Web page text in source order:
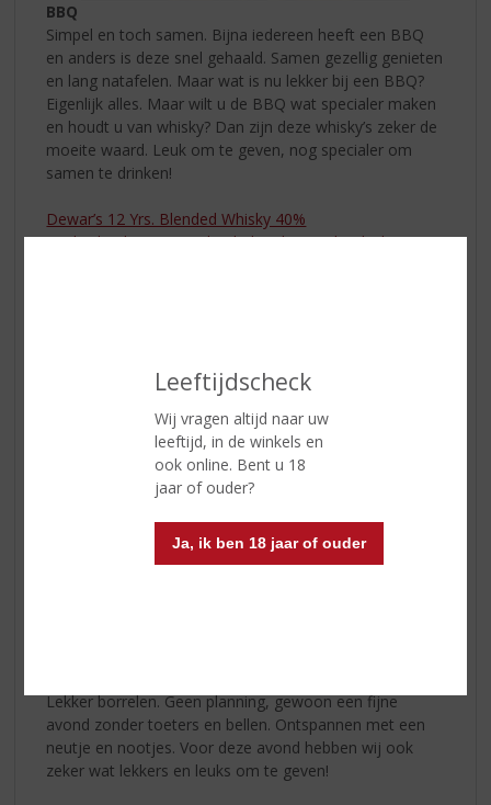
Leeftijdscheck
Wij vragen altijd naar uw
leeftijd, in de winkels en
ook online. Bent u 18
jaar of ouder?
Ja, ik ben 18 jaar of ouder
BBQ
Simpel en toch samen. Bijna iedereen heeft een BBQ
en anders is deze snel gehaald. Samen gezellig genieten
en lang natafelen. Maar wat is nu lekker bij een BBQ?
Eigenlijk alles. Maar wilt u de BBQ wat specialer maken
en houdt u van whisky? Dan zijn deze whisky’s zeker de
moeite waard. Leuk om te geven, nog specialer om
samen te drinken!
Dewar’s 12 Yrs. Blended Whisky 40%
Rock Island 10 years Blended Malt Scotch Whisky 46%
Lekker borrelen. Geen planning, gewoon een fijne
avond zonder toeters en bellen. Ontspannen met een
neutje en nootjes. Voor deze avond hebben wij ook
zeker wat lekkers en leuks om te geven!